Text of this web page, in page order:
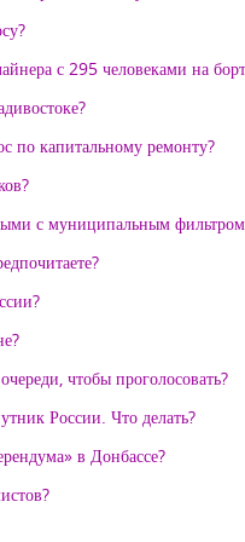
с 295 человеками на
по капитальному ремонту?
с муниципальным
чтобы проголосовать?
России. Что делать?
в Донбассе?